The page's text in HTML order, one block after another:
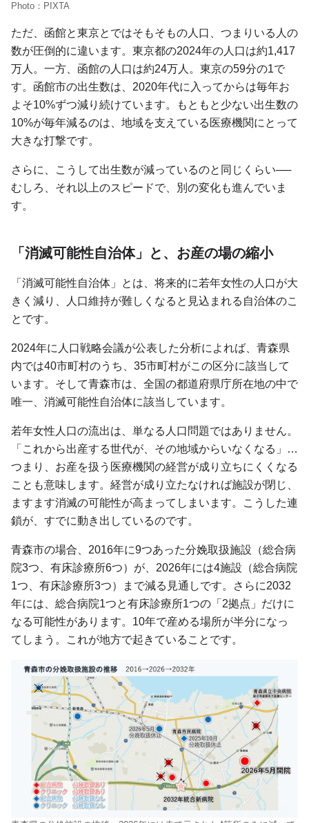
Photo：PIXTA
ただ、函館と東京とではそもそもの人口、つまりいる人の
数が圧倒的に違います。東京都の2024年の人口は約1,417
万人。一方、函館の人口は約24万人。東京の59分の1で
す。函館市の出生数は、2020年代に入ってからは毎年お
よそ10%ずつ減り続けています。もともと少ない出生数の
10%が毎年減るのは、地域を支えている医療機関にとって
大きな打撃です。
さらに、こうして出生数が減っているのと同じくらい──
むしろ、それ以上のスピードで、別の変化も進んでいま
す。
「消滅可能性自治体」と、お産の場の縮小
「消滅可能性自治体」とは、将来的に若年女性の人口が大
きく減り、人口維持が難しくなると見込まれる自治体のこ
とです。
2024年に人口戦略会議が公表した分析によれば、青森県
内では40市町村のうち、35市町村がこの区分に該当して
います。そして青森市は、全国の都道府県庁所在地の中で
唯一、消滅可能性自治体に該当しています。
若年女性人口の流出は、単なる人口問題ではありません。
「これから出産する世代が、その地域からいなくなる」…
つまり、お産を扱う医療機関の経営が成り立ちにくくなる
ことも意味します。経営が成り立たなければ施設が閉じ、
ますます消滅の可能性が高まってしまいます。こうした連
鎖が、すでに動き出しているのです。
青森市の場合、2016年に9つあった分娩取扱施設（総合病
院3つ、有床診療所6つ）が、2026年には4施設（総合病院
1つ、有床診療所3つ）まで減る見通しです。さらに2032
年には、総合病院1つと有床診療所1つの「2拠点」だけに
なる可能性があります。10年で産める場所が半分になっ
てしまう。これが地方で起きていることです。